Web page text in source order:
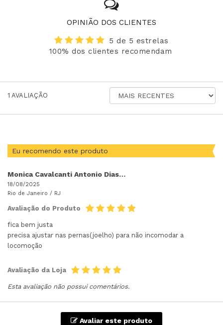
OPINIÃO DOS CLIENTES
5 de 5 estrelas
100% dos clientes recomendam
1 AVALIAÇÃO
ORDENAR
AVALIAÇÕES
Eu recomendo este produto
Monica Cavalcanti Antonio Dias Dias
18/08/2025
Rio de Janeiro / RJ
Avaliação do Produto
fica bem justa
precisa ajustar nas pernas(joelho) para não incomodar a
locomoção
Avaliação da Loja
Esta avaliação não possui comentários.
Avaliar este produto